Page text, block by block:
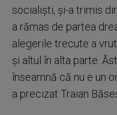
socialiști, și-a trimis
a rămas de partea
alegerile trecute a
și altul în alta parte.
înseamnă că nu e un
a precizat Traian